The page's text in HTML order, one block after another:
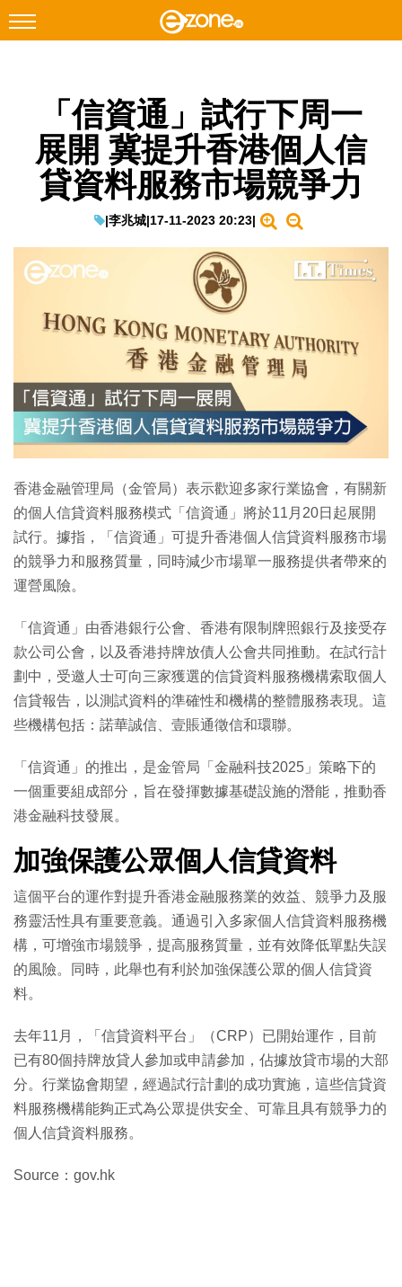
Facebook Instagram
科技焦點
網絡生活
教學評測
EduTech
IT Times
生成式AI與雲端應用
Enterprise Digital Transformation
特集
「信資通」試行下周一
展開 冀提升香港個人信
貸資料服務市場競爭力
|李兆城|17-11-2023 20:23|
香港金融管理局（金管局）表示歡迎多家行業協會，有關新
的個人信貸資料服務模式「信資通」將於11月20日起展開
試行。據指，「信資通」可提升香港個人信貸資料服務市場
的競爭力和服務質量，同時減少市場單一服務提供者帶來的
運營風險。
「信資通」由香港銀行公會、香港有限制牌照銀行及接受存
款公司公會，以及香港持牌放債人公會共同推動。在試行計
劃中，受邀人士可向三家獲選的信貸資料服務機構索取個人
信貸報告，以測試資料的準確性和機構的整體服務表現。這
些機構包括：諾華誠信、壹賬通徵信和環聯。
「信資通」的推出，是金管局「金融科技2025」策略下的
一個重要組成部分，旨在發揮數據基礎設施的潛能，推動香
港金融科技發展。
加強保護公眾個人信貸資料
這個平台的運作對提升香港金融服務業的效益、競爭力及服
務靈活性具有重要意義。通過引入多家個人信貸資料服務機
構，可增強市場競爭，提高服務質量，並有效降低單點失誤
的風險。同時，此舉也有利於加強保護公眾的個人信貸資
料。
去年11月，「信貸資料平台」（CRP）已開始運作，目前
已有80個持牌放貸人參加或申請參加，佔據放貸市場的大部
分。行業協會期望，經過試行計劃的成功實施，這些信貸資
料服務機構能夠正式為公眾提供安全、可靠且具有競爭力的
個人信貸資料服務。
Source：gov.hk